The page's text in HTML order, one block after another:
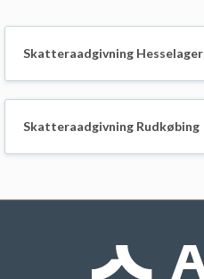
Skatteraadgivning Hesselager
Skatteraadgivning Rudkøbing